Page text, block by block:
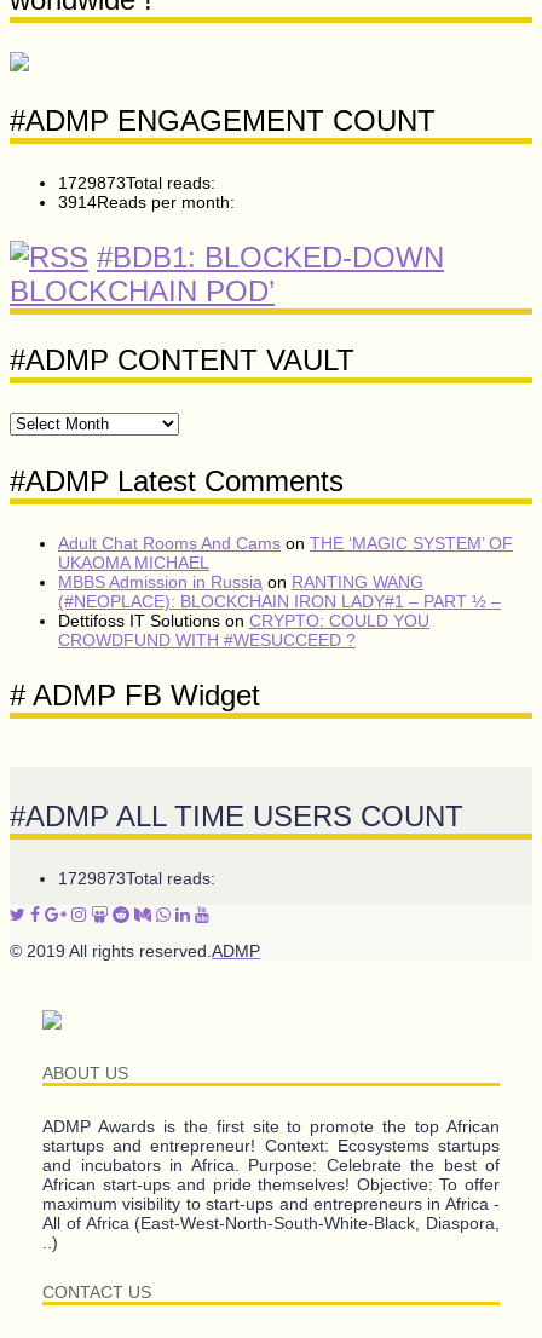
#ADMP ENGAGEMENT COUNT
1729873Total reads:
3914Reads per month:
#BDB1: BLOCKED-DOWN
BLOCKCHAIN POD’
#ADMP CONTENT VAULT
#ADMP
CONTENT
#ADMP Latest Comments
Adult Chat Rooms And Cams on THE ‘MAGIC SYSTEM’ OF
UKAOMA MICHAEL
MBBS Admission in Russia on RANTING WANG
(#NEOPLACE): BLOCKCHAIN IRON LADY#1 – PART ½ –
Dettifoss IT Solutions on CRYPTO: COULD YOU
CROWDFUND WITH #WESUCCEED ?
# ADMP FB Widget
#ADMP ALL TIME USERS COUNT
1729873Total reads:
© 2019 All rights reserved. ADMP
ABOUT US
ADMP Awards is the first site to promote the top African
startups and entrepreneur! Context: Ecosystems startups
and incubators in Africa. Purpose: Celebrate the best of
African start-ups and pride themselves! Objective: To offer
maximum visibility to start-ups and entrepreneurs in Africa -
All of Africa (East-West-North-South-White-Black, Diaspora,
..)
CONTACT US